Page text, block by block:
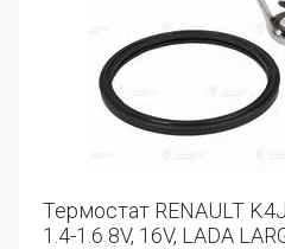
Термостат RENAULT
1.4-1.6 8V, 16V, LADA